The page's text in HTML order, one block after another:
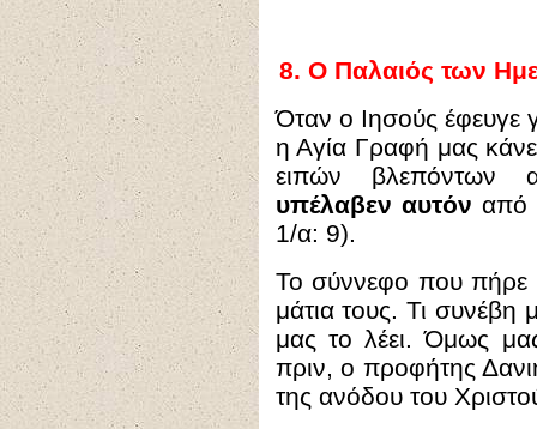
8. Ο Παλαιός των
Όταν ο Ιησούς έφευγε
η Αγία Γραφή μας
ειπών
υπέλαβεν αυτόν από
1/α: 9).
Το σύννεφο που πήρε
μάτια τους. Τι συνέβη
μας το λέει. Όμως
πριν, ο προφήτης
της ανόδου του